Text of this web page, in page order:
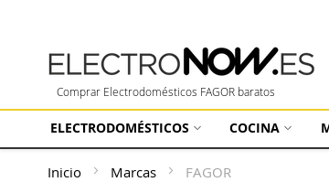
Comprar Electrodomésticos FAGOR baratos
ELECTRODOMÉSTICOS COCINA
Inicio Marcas FAGOR